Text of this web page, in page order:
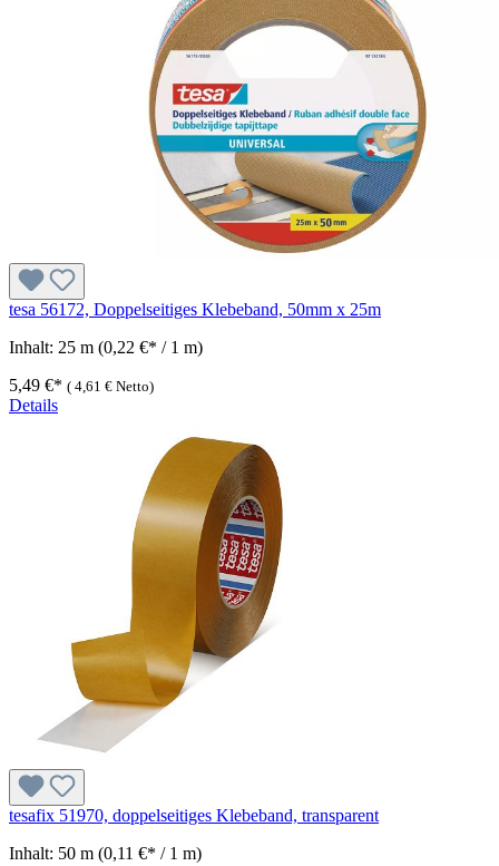
tesa 56172, Doppelseitiges Klebeband, 50mm x 25m
Inhalt: 25 m (0,22 €* / 1 m)
5,49 €* ( 4,61 € Netto)
Details
tesafix 51970, doppelseitiges Klebeband, transparent
Inhalt: 50 m (0,11 €* / 1 m)